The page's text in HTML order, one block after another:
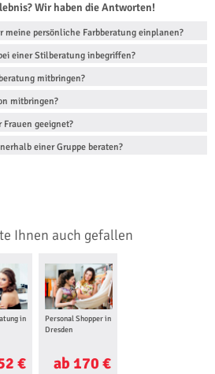
Wir haben die Antworten!
persönliche Farbberatung einplanen?
einer Stilberatung inbegriffen?
mitbringen?
mitbringen?
geeignet?
einer Gruppe beraten?
Ihnen auch gefallen
in
€
Personal Shopper in
Dresden
ab 170 €